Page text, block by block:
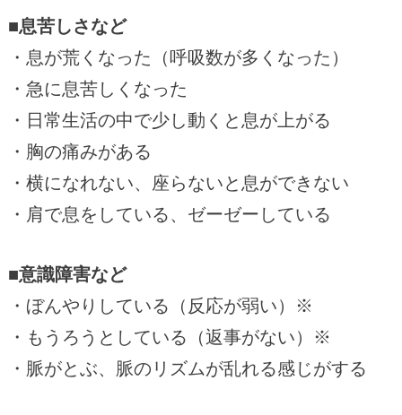
■息苦しさなど
・息が荒くなった（呼吸数が多くなった）
・急に息苦しくなった
・日常生活の中で少し動くと息が上がる
・胸の痛みがある
・横になれない、座らないと息ができない
・肩で息をしている、ゼーゼーしている
■意識障害など
・ぼんやりしている（反応が弱い）※
・もうろうとしている（返事がない）※
・脈がとぶ、脈のリズムが乱れる感じがする